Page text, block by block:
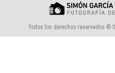
Todos los derechos reservados ©